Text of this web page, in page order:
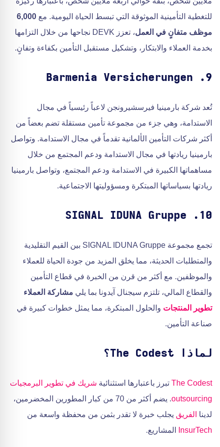
للتغطية التأمينية الموثوقة التي تبسط الحياة اليومية. مع 6,000
موظف متفانٍ في العمل
، تعزز DEVK نجاحها من خلال التزامها
بخدمة العملاء والابتكار، وتشكيل مستقبل التأمين بكفاءة وتفانٍ.
9. Barmenia Versicherungen
تُعد شركة بارمينيا فيرسشيرونجن لاعباً رئيسياً في مجال
الاستدامة، وهي جزء من مجموعة تأمين مستقلة تضم بعضاً من
أكثر شركات التأمين الألمانية تقدماً في مجال الاستدامة. وتواصل
بارمينيا ريادتها في مجال الاستدامة ودعم المجتمع من خلال
مساهماتها الكبيرة في الاستدامة ودعم المجتمع، وتواصل بارمينيا
ريادتها بسياساتها المبتكرة ومسؤوليتها الاجتماعية.
10. SIGNAL IDUNA Gruppe
تجمع مجموعة SIGNAL IDUNA Gruppe بين القيم التقليدية
والمتطلبات الحديثة، مما يخلق المزيد من جودة الحياة للعملاء
والموظفين. مع أكثر من قرن من الخبرة في قطاع التأمين
والقطاع المالي، تلتزم سيجنال آيدونا بما يلي مشاركة العملاء
تطوير المنتجات والحلول المبتكرة، مما يمثل خطوات كبيرة في
صناعة التأمين.
لماذا The Codest؟
The Codest تبرز باعتبارها استثنائية شريك في تطوير البرمجيات
outsourcing
. يضم أكثر من 70 من كبار المطورين المخضرمين،
لدينا الفريق يجلب خبرة لا تقدر بثمن من محفظة واسعة من
InsurTech
المشاريع.